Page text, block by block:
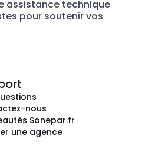
assistance technique
pour soutenir vos
nous
Sonepar.fr
une agence